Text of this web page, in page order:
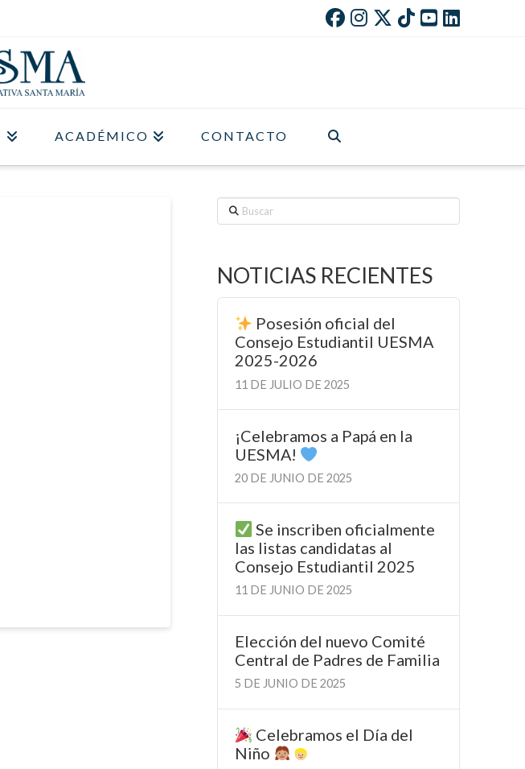
ACADÉMICO CONTACTO
Buscar
NOTICIAS RECIENTES
Posesión oficial del
Consejo Estudiantil UESMA
2025-2026
11 DE JULIO DE 2025
¡Celebramos a Papá en la
UESMA!
20 DE JUNIO DE 2025
Se inscriben oficialmente
las listas candidatas al
Consejo Estudiantil 2025
11 DE JUNIO DE 2025
Elección del nuevo Comité
Central de Padres de Familia
5 DE JUNIO DE 2025
Celebramos el Día del
Niño